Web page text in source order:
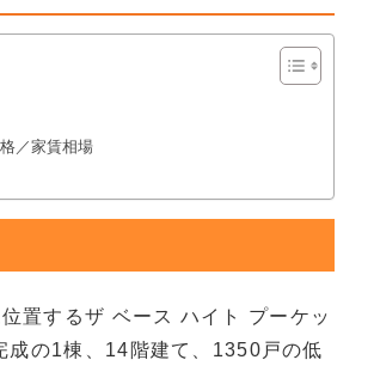
／家賃相場
置するザ ベース ハイト プーケッ
成の1棟、14階建て、1350戸の低